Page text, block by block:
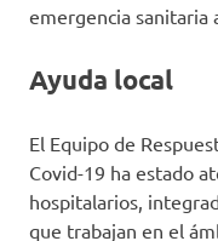
emergencia sanitaria
Ayuda local
El Equipo de
Covid-19 ha estado
hospitalarios,
que trabajan en el